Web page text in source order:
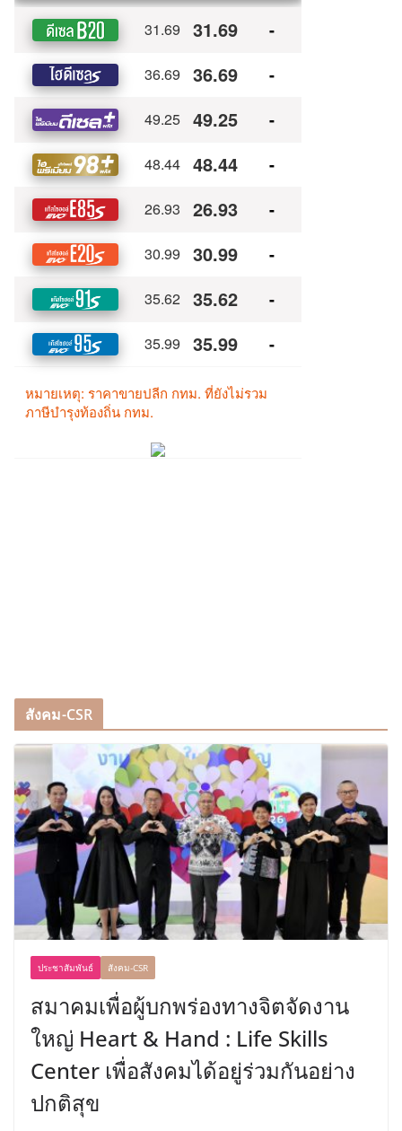
สังคม-CSR
ประชาสัมพันธ์ สังคม-CSR
สมาคมเพื่อผู้บกพร่องทางจิตจัดงาน
ใหญ่ Heart & Hand : Life Skills
Center เพื่อสังคมได้อยู่ร่วมกันอย่าง
ปกติสุข